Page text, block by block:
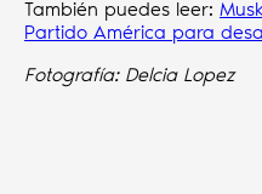
También puedes leer:
Partido América para
Fotografía: Delcia Lopez